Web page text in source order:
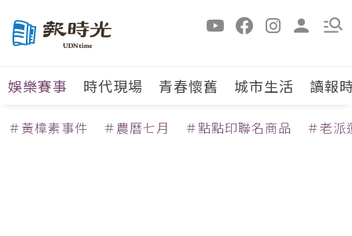
娛樂賽事 時代現場 青春懷舊 城市生活 讀報
＃黃樟素事件 ＃農曆七月 ＃點點印聯名商品 ＃老派